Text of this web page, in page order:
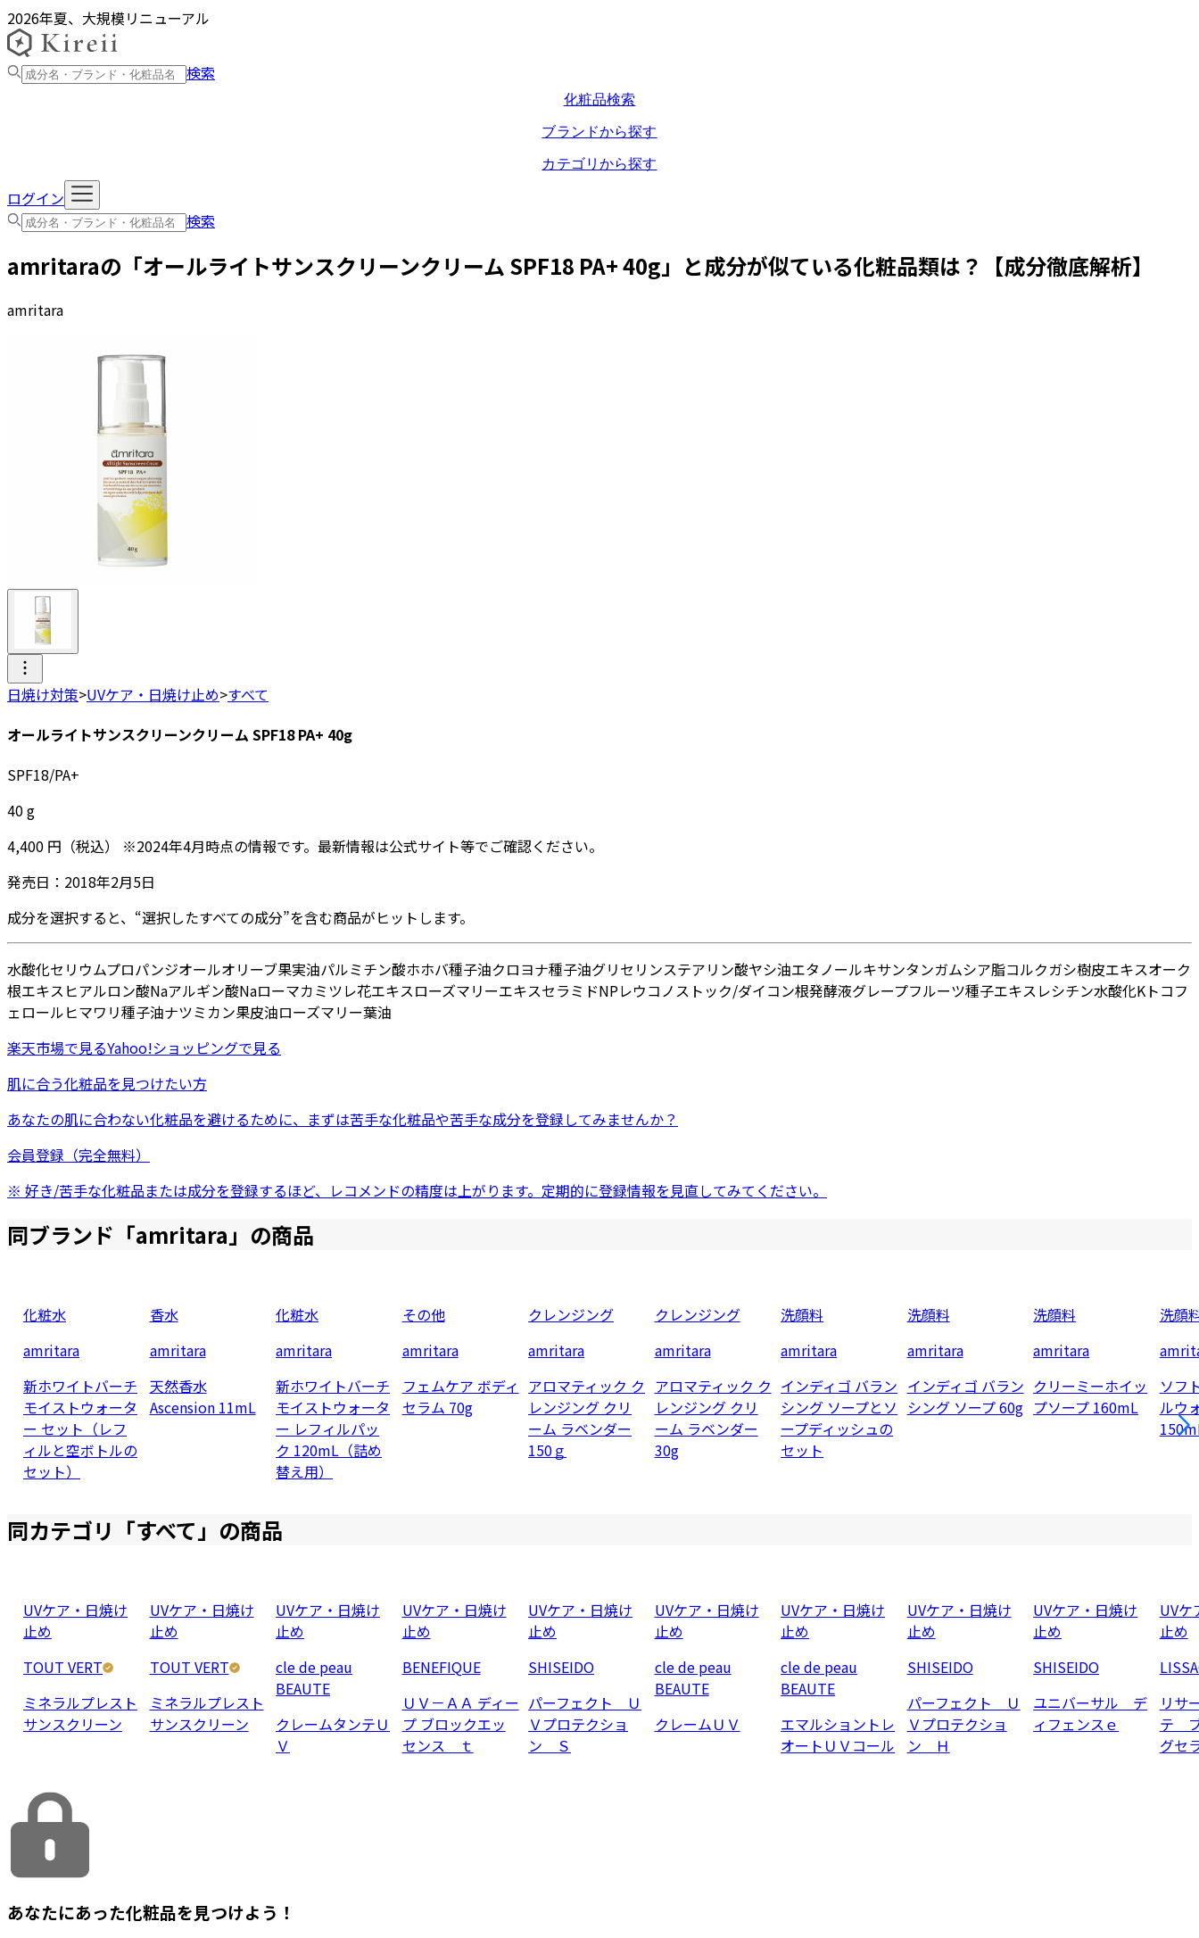
2026年夏、大規模リニューアル
検索
化粧品検索
ブランドから探す
カテゴリから探す
ログイン
検索
amritaraの「オールライトサンスクリーンクリーム SPF18 PA+ 40g 」と成分が似ている化粧品類は？【成分徹底解析】
amritara
日焼け対策>UVケア・日焼け止め>すべて
オールライトサンスクリーンクリーム SPF18 PA+ 40g
SPF18/PA+
40g
4,400 円 （税込） ※2024年4月時点の情報です。最新情報は公式サイト等でご確認ください。
発売日： 2018年2月5日
成分を選択すると、“選択したすべての成分”を含む商品がヒットします。
水酸化セリウムプロパンジオールオリーブ果実油パルミチン酸ホホバ種子油クロヨナ種子油グリセリンステアリン酸ヤシ油エタノールキサンタンガムシア脂コルクガシ樹皮エキスオーク
根エキスヒアルロン酸Naアルギン酸Naローマカミツレ花エキスローズマリーエキスセラミドNPレウコノストック/ダイコン根発酵液グレープフルーツ種子エキスレシチン水酸化Kトコフ
ェロールヒマワリ種子油ナツミカン果皮油ローズマリー葉油
楽天市場で見るYahoo!ショッピングで見る
肌に合う化粧品を見つけたい方
あなたの肌に合わない化粧品を避けるために、まずは苦手な化粧品や苦手な成分を登録してみませんか？
会員登録（完全無料）
※ 好き/苦手な化粧品または成分を登録するほど、レコメンドの精度は上がります。定期的に登録情報を見直してみてください。
同ブランド「amritara」の商品
化粧水
amritara
新ホワイトバーチ
モイストウォータ
ー セット（レフ
ィルと空ボトルの
セット）
香水
amritara
天然香水
Ascension 11mL
化粧水
amritara
新ホワイトバーチ
モイストウォータ
ー レフィルパッ
ク 120mL（詰め
替え用）
その他
amritara
フェムケア ボディ
セラム 70g
クレンジング
amritara
アロマティック ク
レンジング クリ
ーム ラベンダー
150ｇ
クレンジング
amritara
アロマティック ク
レンジング クリ
ーム ラベンダー
30g
洗顔料
amritara
インディゴ バラン
シング ソープとソ
ープディッシュの
セット
洗顔料
amritara
インディゴ バラン
シング ソープ 60g
洗顔料
amritara
クリーミーホイッ
プソープ 160mL
洗顔
ソフ
ルウ
同カテゴリ「すべて」の商品
UVケア・日焼け
止め
TOUT VERT
ミネラルプレスト
サンスクリーン
UVケア・日焼け
止め
TOUT VERT
ミネラルプレスト
サンスクリーン
UVケア・日焼け
止め
cle de peau
BEAUTE
クレームタンテＵ
Ｖ
UVケア・日焼け
止め
BENEFIQUE
ＵＶ－ＡＡ ディー
プ ブロックエッ
センス ｔ
UVケア・日焼け
止め
SHISEIDO
パーフェクト Ｕ
Ｖプロテクショ
ン Ｓ
UVケア・日焼け
止め
cle de peau
BEAUTE
クレームＵＶ
UVケア・日焼け
止め
cle de peau
BEAUTE
エマルショントレ
オートＵＶコール
UVケア・日焼け
止め
SHISEIDO
パーフェクト Ｕ
Ｖプロテクショ
ン Ｈ
UVケア・日焼け
止め
SHISEIDO
ユニバーサル デ
ィフェンスｅ
UVケ
止め
リサ
テ
グセ
あなたにあった化粧品を見つけよう！